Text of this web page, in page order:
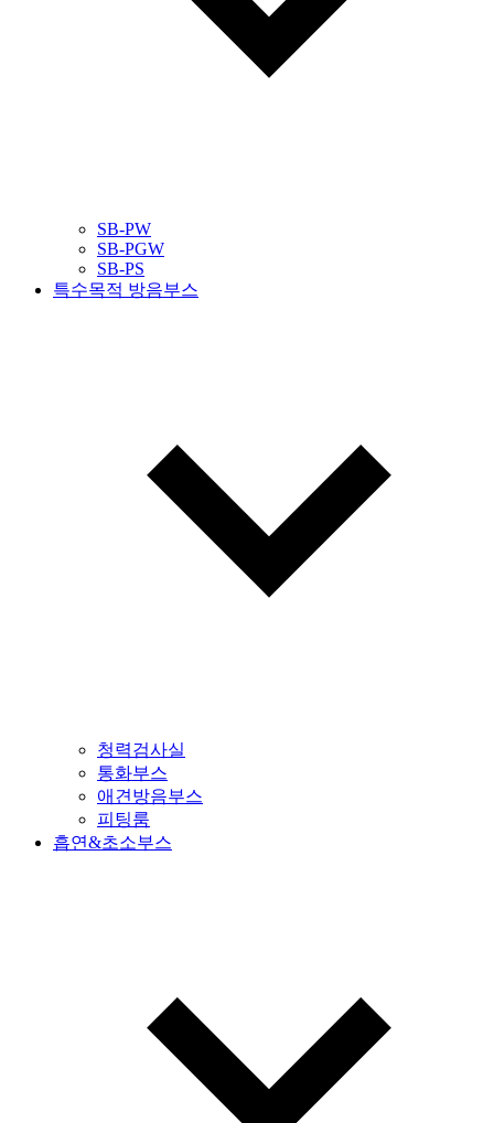
SB-PW
SB-PGW
SB-PS
특수목적 방음부스
청력검사실
통화부스
애견방음부스
피팅룸
흡연&초소부스